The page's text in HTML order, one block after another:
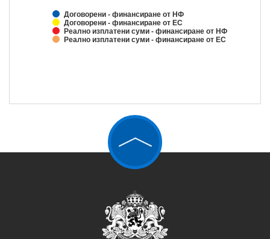
Договорени - финансиране от НФ
Договорени - финансиране от ЕС
Реално изплатени суми - финансиране от НФ
Реално изплатени суми - финансиране от ЕС